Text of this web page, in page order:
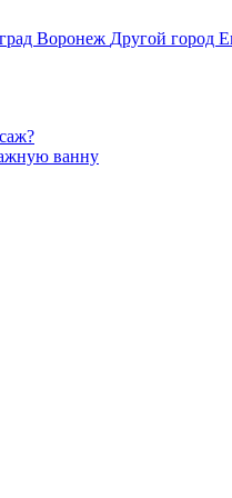
Воронеж Другой город
ванну